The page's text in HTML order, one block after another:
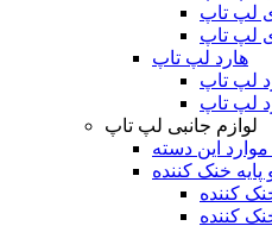
هارد لپ تاپ
لوازم جانبی لپ تاپ
این دسته
پایه خنک کننده